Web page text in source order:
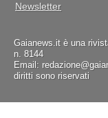
Newsletter
Gaianews.it è una
n. 8144
Email:
diritti sono riservati